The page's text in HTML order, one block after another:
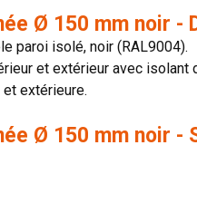
Ø 150 mm noir -
paroi isolé, noir (RAL9004).
et extérieur avec
extérieure.
Ø 150 mm noir -